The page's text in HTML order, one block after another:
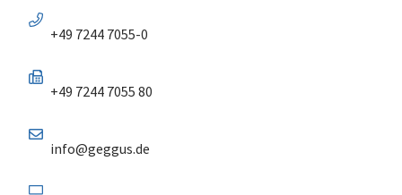
+49 7244 7055-0
+49 7244 7055 80
info@geggus.de